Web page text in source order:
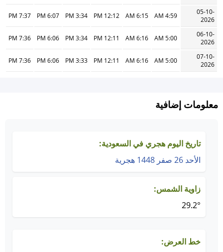
05-10-
2026
4:59 AM
6:15 AM
12:12 PM
3:34 PM
6:07 PM
7:37 PM
06-10-
2026
5:00 AM
6:16 AM
12:11 PM
3:34 PM
6:06 PM
7:36 PM
07-10-
2026
5:00 AM
6:16 AM
12:11 PM
3:33 PM
6:06 PM
7:36 PM
معلومات إضافية
تاريخ اليوم هجري في السعودية:
الأحد 26 صفر 1448 هجرية
زاوية الشمس:
29.2°
خط العرض: